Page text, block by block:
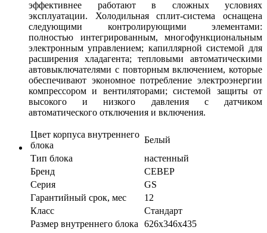
эффективнее работают в сложных условиях
эксплуатации. Холодильная сплит-система оснащена
следующими контролирующими элементами:
полностью интегрированным, многофункциональным
электронным управлением; капиллярной системой для
расширения хладагента; тепловыми автоматическими
автовыключателями с повторным включением, которые
обеспечивают экономное потребление электроэнергии
компрессором и вентиляторами; системой защиты от
высокого и низкого давления с датчиком
автоматического отключения и включения.
Цвет корпуса внутреннего
блока
Белый
Тип блока
настенный
Бренд
СЕВЕР
Серия
GS
Гарантийный срок, мес
12
Класс
Стандарт
Размер внутреннего блока
626х346х435